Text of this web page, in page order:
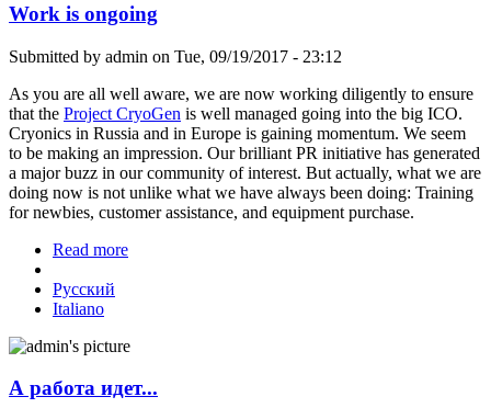
Work is ongoing
Submitted by admin on Tue, 09/19/2017 - 23:12
As you are all well aware, we are now working diligently to ensure
that the Project CryoGen is well managed going into the big ICO.
Cryonics in Russia and in Europe is gaining momentum. We seem
to be making an impression. Our brilliant PR initiative has generated
a major buzz in our community of interest. But actually, what we are
doing now is not unlike what we have always been doing: Training
for newbies, customer assistance, and equipment purchase.
Read more
Русский
Italiano
А работа идет...